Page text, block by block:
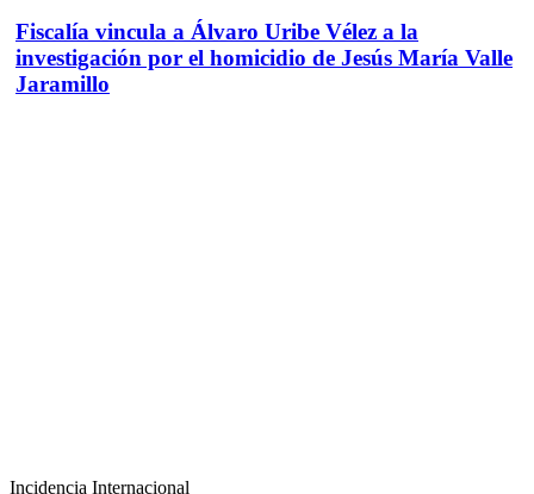
Fiscalía vincula a Álvaro Uribe Vélez a la
investigación por el homicidio de Jesús María Valle
Jaramillo
Incidencia Internacional